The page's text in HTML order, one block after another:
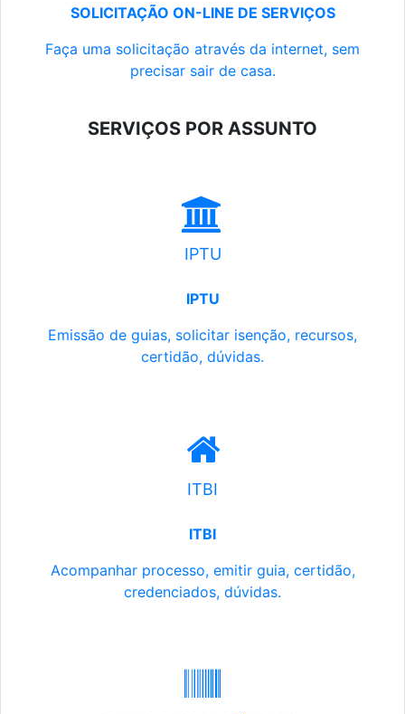
SOLICITAÇÃO ON-LINE DE SERVIÇOS
Faça uma solicitação através da internet, sem
precisar sair de casa.
SERVIÇOS POR ASSUNTO
IPTU
IPTU
Emissão de guias, solicitar isenção, recursos,
certidão, dúvidas.
ITBI
ITBI
Acompanhar processo, emitir guia, certidão,
credenciados, dúvidas.